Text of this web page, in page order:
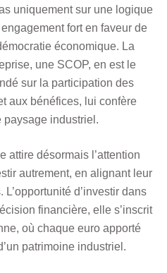
uniquement sur une logique
fort en faveur de
économique. La
une SCOP, en est le
sur la participation des
aux bénéfices, lui confère
paysage industriel.
attire désormais l’attention
autrement, en alignant leur
d’investir dans
financière, elle s’inscrit
où chaque euro apporté
patrimoine industriel.